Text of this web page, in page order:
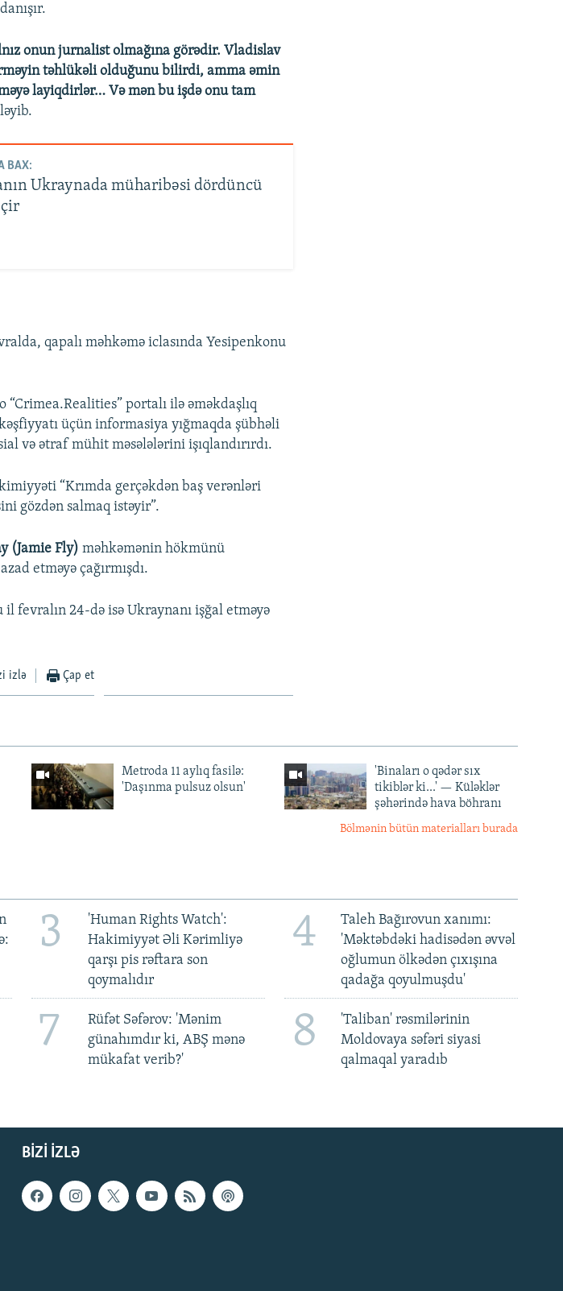
onun jurnalist olmağına görədir. Vladislav
təhlükəli olduğunu bilirdi, amma əmin
layiqdirlər… Və mən bu işdə onu tam
BAX:
Ukraynada müharibəsi dördüncü
qapalı məhkəmə iclasında Yesipenkonu
portalı ilə əməkdaşlıq
üçün informasiya yığmaqda şübhəli
və ətraf mühit məsələlərini işıqlandırırdı.
“Krımda gerçəkdən baş verənləri
gözdən salmaq istəyir”.
(Jamie Fly) məhkəmənin hökmünü
etməyə çağırmışdı.
fevralın 24-də isə Ukraynanı işğal etməyə
izlə Çap et
Metroda 11 aylıq fasilə:
'Daşınma pulsuz olsun'
'Binaları o qədər sıx
tikiblər ki...' — Küləklər
şəhərində hava böhranı
Bölmənin bütün materialları burada
3
'Human Rights Watch':
Hakimiyyət Əli Kərimliyə
qarşı pis rəftara son
qoymalıdır
4
Taleh Bağırovun xanımı:
'Məktəbdəki hadisədən əvvəl
oğlumun ölkədən çıxışına
qadağa qoyulmuşdu'
7
Rüfət Səfərov: 'Mənim
günahımdır ki, ABŞ mənə
mükafat verib?'
8
'Taliban' rəsmilərinin
Moldovaya səfəri siyasi
qalmaqal yaradıb
BIZI IZLƏ